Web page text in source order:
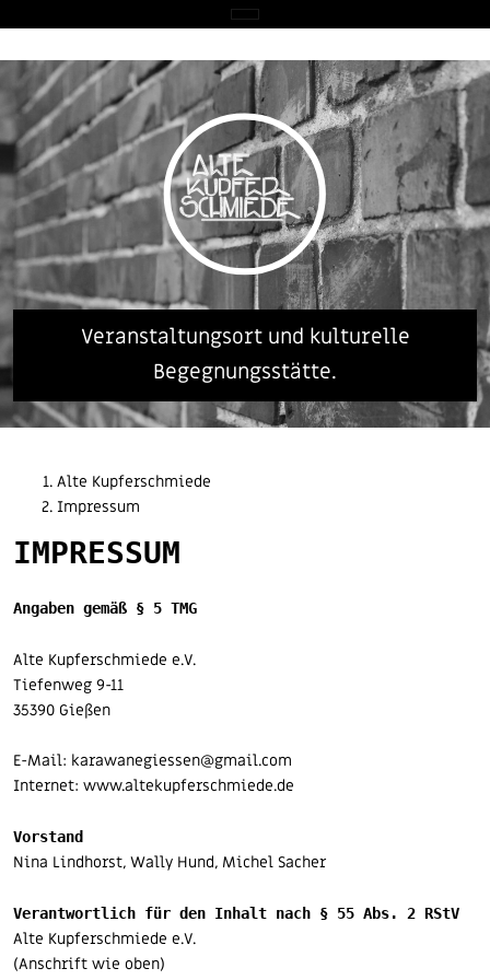
Veranstaltungsort und kulturelle
Begegnungsstätte.
Alte Kupferschmiede
Impressum
IMPRESSUM
Angaben gemäß § 5 TMG
Alte Kupferschmiede e.V.
Tiefenweg 9-11
35390 Gießen
E-Mail: karawanegiessen@gmail.com
Internet: www.altekupferschmiede.de
Vorstand
Nina Lindhorst, Wally Hund, Michel Sacher
Verantwortlich für den Inhalt nach § 55 Abs. 2 RStV
Alte Kupferschmiede e.V.
(Anschrift wie oben)